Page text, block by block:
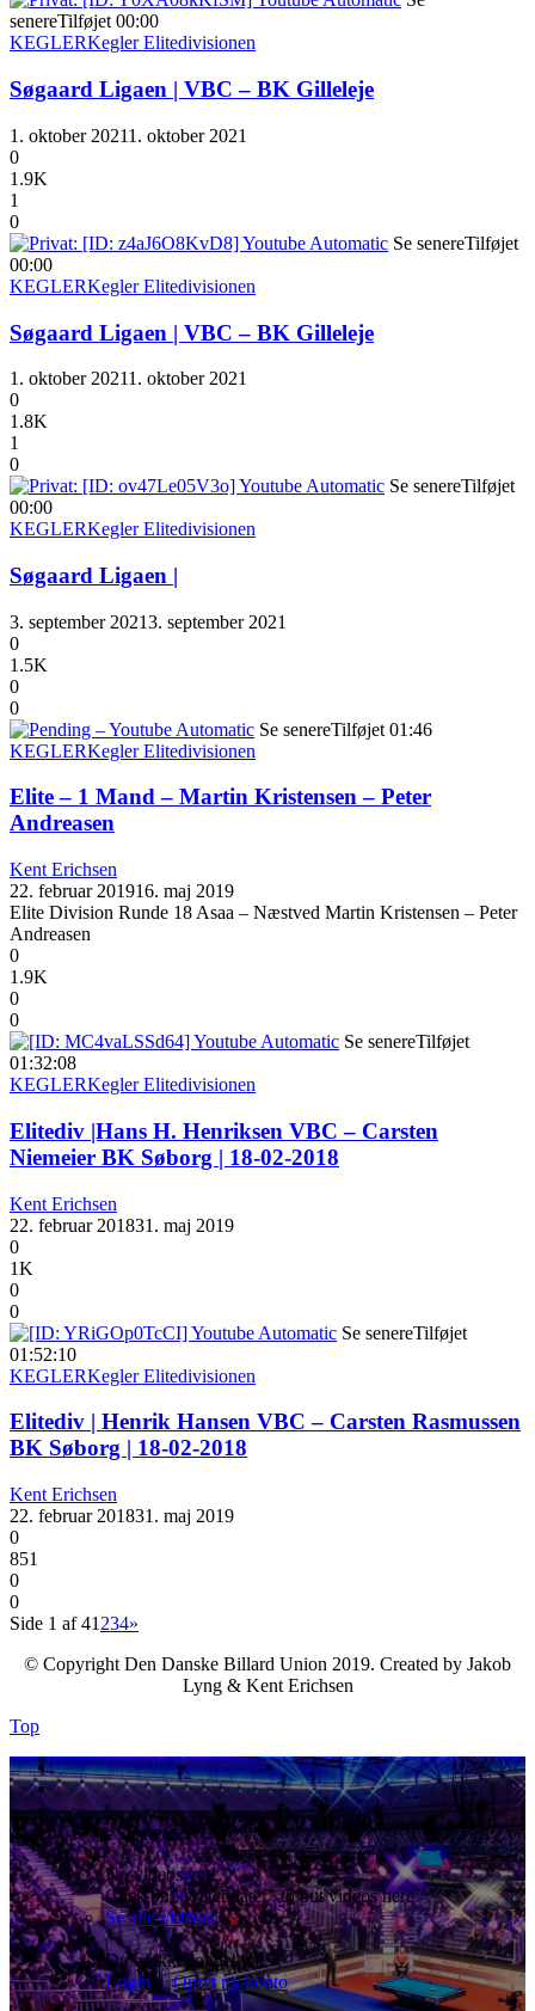
senereTilføjet 00:00
KEGLERKegler Elitedivisionen
Søgaard Ligaen | VBC – BK Gilleleje
1. oktober 20211. oktober 2021
0
1.9K
1
0
Se senereTilføjet
00:00
KEGLERKegler Elitedivisionen
Søgaard Ligaen | VBC – BK Gilleleje
1. oktober 20211. oktober 2021
0
1.8K
1
0
Se senereTilføjet
00:00
KEGLERKegler Elitedivisionen
Søgaard Ligaen |
3. september 20213. september 2021
0
1.5K
0
0
Se senereTilføjet 01:46
KEGLERKegler Elitedivisionen
Elite – 1 Mand – Martin Kristensen – Peter
Andreasen
Kent Erichsen
22. februar 201916. maj 2019
Elite Division Runde 18 Asaa – Næstved Martin Kristensen – Peter
Andreasen
0
1.9K
0
0
Se senereTilføjet
01:32:08
KEGLERKegler Elitedivisionen
Elitediv |Hans H. Henriksen VBC – Carsten
Niemeier BK Søborg | 18-02-2018
Kent Erichsen
22. februar 201831. maj 2019
0
1K
0
0
Se senereTilføjet
01:52:10
KEGLERKegler Elitedivisionen
Elitediv | Henrik Hansen VBC – Carsten Rasmussen
BK Søborg | 18-02-2018
Kent Erichsen
22. februar 201831. maj 2019
0
851
0
0
Side 1 af 41 234»
© Copyright Den Danske Billard Union 2019. Created by Jakob
Lyng & Kent Erichsen
Top
No videos yet!
Click on "Watch later" to put videos here
Se alle videoer
Du er ikke logget på!
Login |Opret ny konto